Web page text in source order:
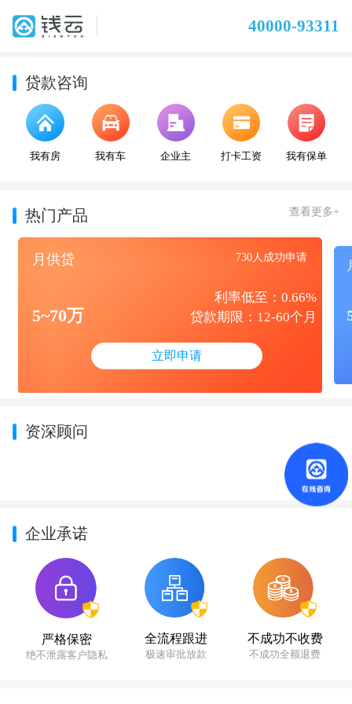
40000-93311
贷款咨询
我有房 我有车 企业主 打卡工资 我有保单
热门产品 查看更多+
月供贷 730人成功申请
5~70万
利率低至：0.66%
贷款期限：12-60个月
立即申请
资深顾问
企业承诺
严格保密
绝不泄露客户隐私
全流程跟进
极速审批放款
不成功不收费
不成功全额退费